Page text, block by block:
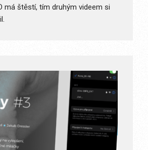
má štěstí, tím druhým videem si